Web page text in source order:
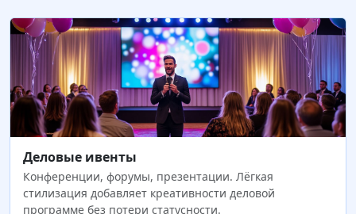
Деловые ивенты
Конференции, форумы, презентации. Лёгкая
стилизация добавляет креативности деловой
программе без потери статусности.